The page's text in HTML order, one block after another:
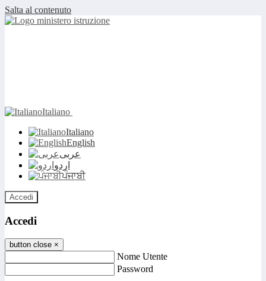
Salta al contenuto
Italiano
Italiano
English
عربى
اردو
ਪੰਜਾਬੀ
Accedi
Accedi
button close ×
Nome Utente
Password